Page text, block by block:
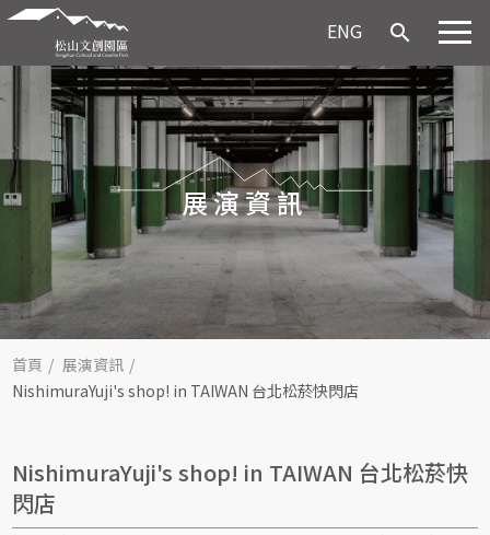
ENG search
展演資訊
首頁
展演資訊
NishimuraYuji's shop! in TAIWAN 台北松菸快閃店
NishimuraYuji's shop! in TAIWAN 台北松菸快
閃店